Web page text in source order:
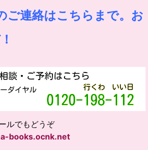
ご連絡はこちらまで。お
ールでもどうぞ
books.ocnk.net